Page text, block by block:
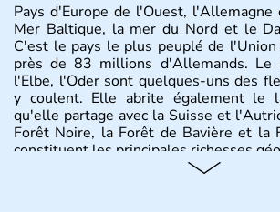
Pays d'Europe de l'Ouest,
Mer Baltique, la mer du Nord et le
C'est le pays le plus peuplé de l'Union
près de 83 millions d'Allemands. Le
l'Elbe, l'Oder sont quelques-uns des
y coulent. Elle abrite également le
qu'elle partage avec la Suisse et
Forêt Noire, la Forêt de Bavière et la
constituent les principales richesses